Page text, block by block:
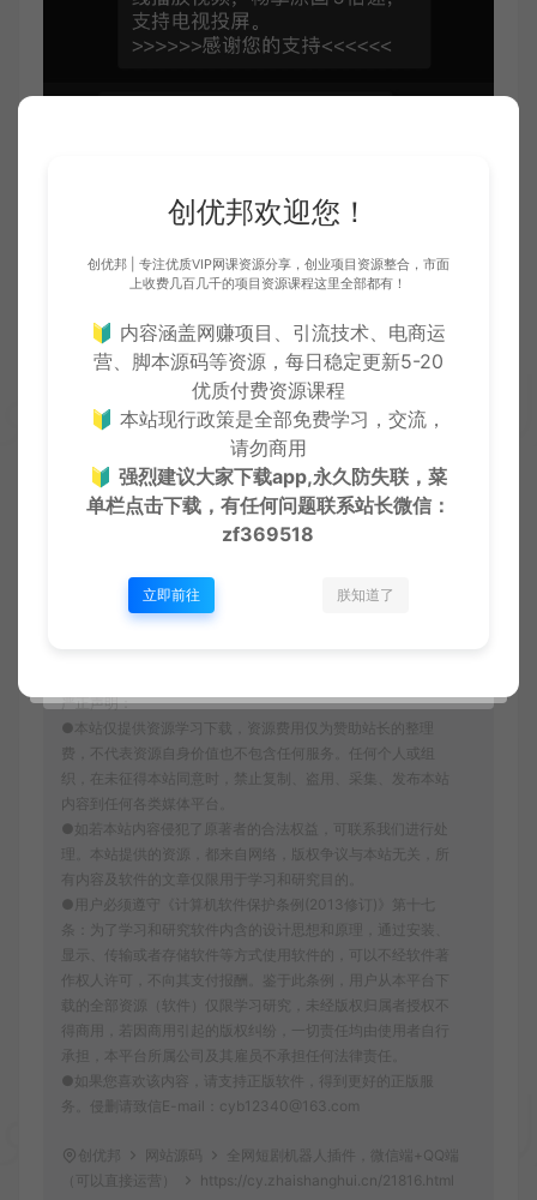
下载链接： 微信：
https://share.feijipan.com/s/gdAYNByK
QQ： https://666hf.lanzouq.com/izIy71rqntcj
收藏 (0) 点赞 (
严正声明：
●本站仅提供资源学习下载，资源费用仅为赞助站长的整理
费，不代表资源自身价值也不包含任何服务。任何个人或组
织，在未征得本站同意时，禁止复制、盗用、采集、发布本站
内容到任何各类媒体平台。
●如若本站内容侵犯了原著者的合法权益，可联系我们进行处
理。本站提供的资源，都来自网络，版权争议与本站无关，所
有内容及软件的文章仅限用于学习和研究目的。
●用户必须遵守《计算机软件保护条例(2013修订)》第十七
条：为了学习和研究软件内含的设计思想和原理，通过安装、
显示、传输或者存储软件等方式使用软件的，可以不经软件著
作权人许可，不向其支付报酬。鉴于此条例，用户从本平台下
载的全部资源（软件）仅限学习研究，未经版权归属者授权不
得商用，若因商用引起的版权纠纷，一切责任均由使用者自行
承担，本平台所属公司及其雇员不承担任何法律责任。
●如果您喜欢该内容，请支持正版软件，得到更好的正版服
务。侵删请致信E-mail：cyb12340@163.com
创优邦 网站源码
全网短剧机器人插件，微信端+QQ端
（可以直接运营）
https://cy.zhaishanghui.cn/21816.html
创优邦欢迎您！
创优邦 | 专注优质VIP网课资源分享，创业项目资源整合，市面
上收费几百几千的项目资源课程这里全部都有！
🔰 内容涵盖网赚项目、引流技术、电商运
营、脚本源码等资源，每日稳定更新5-20
优质付费资源课程
🔰 本站现行政策是全部免费学习，交流，
请勿商用
🔰强烈建议大家下载app,永久防失联，菜
单栏点击下载，有任何问题联系站长微信：
zf369518
立即前往 朕知道了